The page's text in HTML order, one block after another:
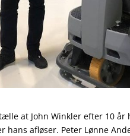
at John Winkler efter 10 år
hans afløser. Peter Lønne